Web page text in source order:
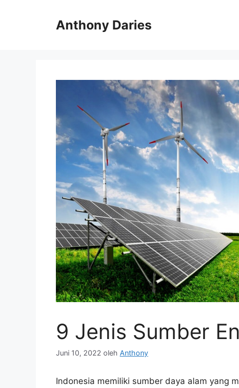
Anthony Daries
9 Jenis Sumber
Juni 10, 2022 oleh Anthony
Indonesia memiliki sumber daya alam yang